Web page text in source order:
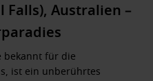
Australien –
bekannt für die
ist ein unberührtes